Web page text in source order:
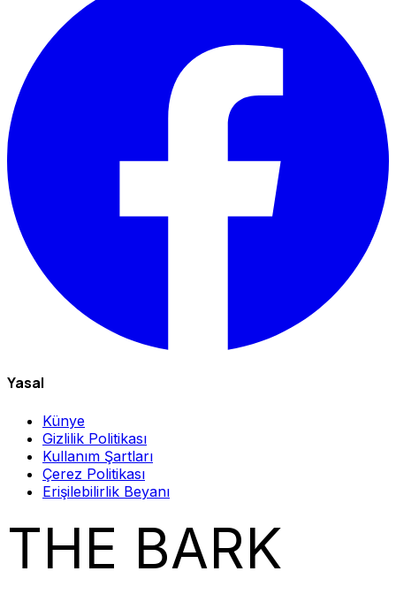
Yasal
Künye
Gizlilik Politikası
Kullanım Şartları
Çerez Politikası
Erişilebilirlik Beyanı
THE BARK